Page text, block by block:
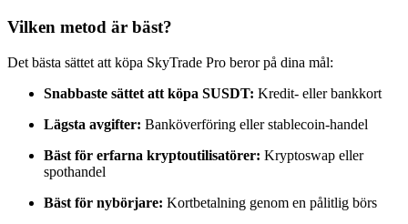
Vilken metod är bäst?
Det bästa sättet att köpa SkyTrade Pro beror på dina mål:
Snabbaste sättet att köpa SUSDT: Kredit- eller bankkort
Lägsta avgifter: Banköverföring eller stablecoin-handel
Bäst för erfarna kryptoutilisatörer: Kryptoswap eller
spothandel
Bäst för nybörjare: Kortbetalning genom en pålitlig börs